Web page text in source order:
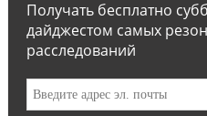
Получать бесплатно
дайджестом самых
расследований